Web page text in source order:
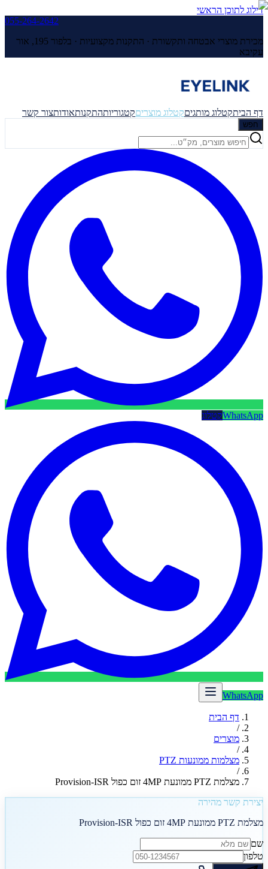
דילוג לתוכן הראשי
055-264-2642
מכירת מוצרי אבטחה ותקשורת · התקנות מקצועיות ·
בלפור 195, אור
עקיבא
דף הביתקטלוג מותגיםקטלוג מוצריםקטגוריותהתקנותאודותצור קשר
חפש
WhatsAppקטלוג
WhatsApp
דף הבית
/
מוצרים
/
מצלמות ממונעות PTZ
/
מצלמת PTZ ממונעת 4MP זום כפול Provision-ISR
יצירת קשר מהירה
מצלמת PTZ ממונעת 4MP זום כפול Provision-ISR
שם
טלפון